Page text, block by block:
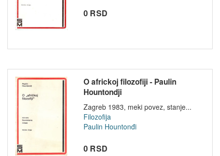
0 RSD
O africkoj filozofiji - Paulin
Hountondji
Zagreb 1983, meki povez, stanje...
Filozofija
Paulin Hountonđi
0 RSD